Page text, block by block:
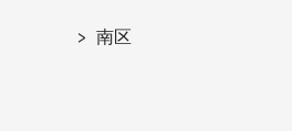
南区